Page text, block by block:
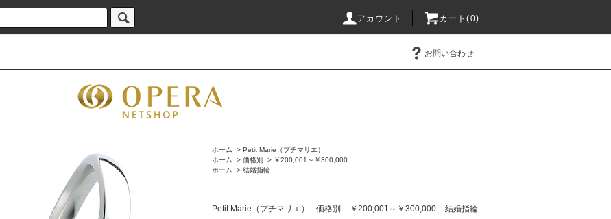
アカウント カート(0)
お問い合わせ
ホーム > Petit Marie（プチマリエ）
ホーム
> 価格別 > ￥200,001～￥300,000
ホーム
> 結婚指輪
Petit Marie（プチマリエ） 価格別 ￥200,001～￥300,000 結婚指輪